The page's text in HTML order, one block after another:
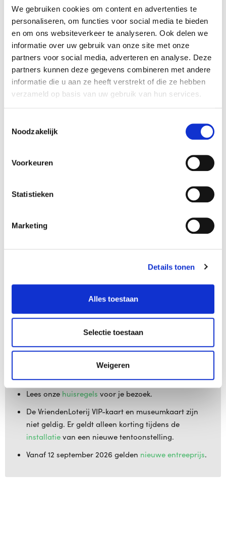
We gebruiken cookies om content en advertenties te
personaliseren, om functies voor social media te bieden
en om ons websiteverkeer te analyseren. Ook delen we
informatie over uw gebruik van onze site met onze
partners voor social media, adverteren en analyse. Deze
partners kunnen deze gegevens combineren met andere
informatie die u aan ze heeft verstrekt of die ze hebben
verzameld op basis van uw gebruik van hun services.
Noodzakelijk
Voorkeuren
Statistieken
Marketing
Details tonen
Alles toestaan
Selectie toestaan
Weigeren
Welke tickets wil je bestellen?
HEB JE EEN CODE?
VOORLINDEN KLASSIEK 7 JUNI 2027
€36,50
Verder
Wat je moet weten
voor of na je starttijd het museum binnengaan.
Heb je vragen over je ticket(s)? Neem dan contact
op viaticketservice@seetickets.nlof bel naar +31 20
225 1758. Of lees de antwoorden op
Lees onze huisregels voor je bezoek.
De VriendenLoterij VIP-kaart en museumkaart zijn
niet geldig. Er geldt alleen korting tijdens de
installatie van een nieuwe tentoonstelling.
Vanaf 12 september 2026 gelden nieuwe entreeprijs.